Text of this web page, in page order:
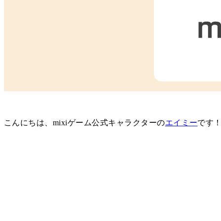
こんにちは、mixiゲーム公式キャラクターのエイミーです